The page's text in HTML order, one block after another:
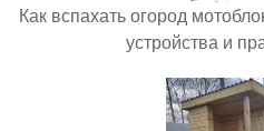
Как вспахать огород
устройства и